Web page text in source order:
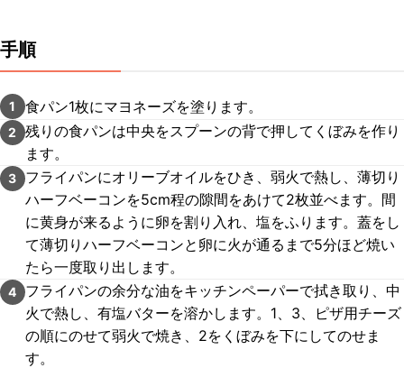
手順
1 食パン1枚にマヨネーズを塗ります。
2
残りの食パンは中央をスプーンの背で押してくぼみを作り
ます。
3
フライパンにオリーブオイルをひき、弱火で熱し、薄切り
ハーフベーコンを5cm程の隙間をあけて2枚並べます。間
に黄身が来るように卵を割り入れ、塩をふります。蓋をし
て薄切りハーフベーコンと卵に火が通るまで5分ほど焼い
たら一度取り出します。
4
フライパンの余分な油をキッチンペーパーで拭き取り、中
火で熱し、有塩バターを溶かします。1、3、ピザ用チーズ
の順にのせて弱火で焼き、2をくぼみを下にしてのせま
す。